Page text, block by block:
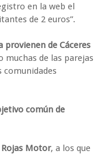
en la web el
de 2 euros”.
provienen de Cáceres
muchas de las parejas
comunidades
común de
Motor, a los que